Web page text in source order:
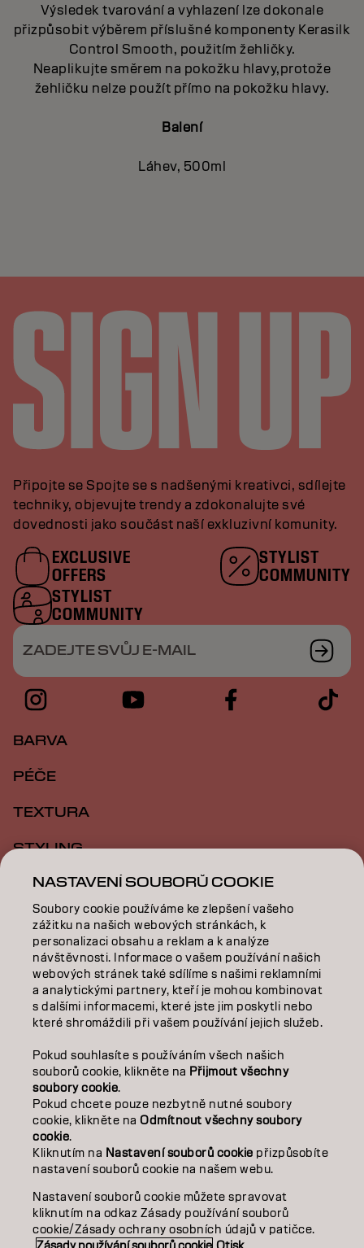
Výsledek tvarování a vyhlazení lze dokonale
přizpůsobit výběrem příslušné komponenty Kerasilk
Control Smooth, použitím žehličky.
Neaplikujte směrem na pokožku hlavy,protože
žehličku nelze použít přímo na pokožku hlavy.
Balení
Láhev, 500ml
Připojte se Spojte se s nadšenými kreativci, sdílejte
techniky, objevujte trendy a zdokonalujte své
dovednosti jako součást naší exkluzivní komunity.
EXCLUSIVE
OFFERS
STYLIST
COMMUNITY
STYLIST
COMMUNITY
ZADEJTE SVŮJ E-MAIL
BARVA
PÉČE
TEXTURA
STYLING
INSPIRACE
VZDĚLÁVÁNÍ
O NÁS
SALON FINDER
STAŇTE SE PARTNEREM
KONTAKTUJTE NÁS
KontaktZásady ochrany osobních údajů
Zásady používání souborů cookie
Podmínky použití
Přístupnost
Závazek k udržitelnosti
CZ | CZECH
NASTAVENÍ SOUBORŮ COOKIE
Soubory cookie používáme ke zlepšení vašeho
zážitku na našich webových stránkách, k
personalizaci obsahu a reklam a k analýze
návštěvnosti. Informace o vašem používání našich
webových stránek také sdílíme s našimi reklamními
a analytickými partnery, kteří je mohou kombinovat
s dalšími informacemi, které jste jim poskytli nebo
které shromáždili při vašem používání jejich služeb.
Pokud souhlasíte s používáním všech našich
souborů cookie, klikněte na Přijmout všechny
soubory cookie.
Pokud chcete pouze nezbytně nutné soubory
cookie, klikněte naOdmítnout všechny soubory
cookie.
Kliknutím na Nastavení souborů cookie přizpůsobíte
nastavení souborů cookie na našem webu.
Nastavení souborů cookie můžete spravovat
kliknutím na odkaz Zásady používání souborů
cookie/Zásady ochrany osobních údajů v patičce.